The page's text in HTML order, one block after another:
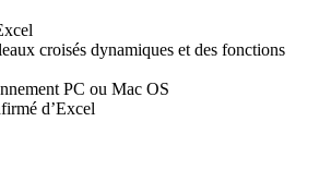
croisés dynamiques et des fonctions
PC ou Mac OS
d’Excel